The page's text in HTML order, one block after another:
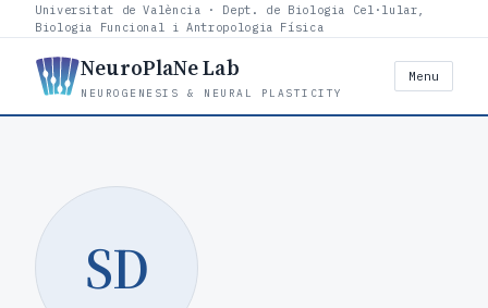
Universitat de València · Dept. de Biologia Cel·lular,
Biologia Funcional i Antropologia Física
NeuroPlaNe Lab
NEUROGENESIS & NEURAL PLASTICITY
Menu
SD